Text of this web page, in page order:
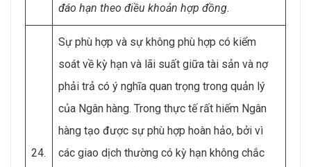
đáo hạn theo điều khoản hợp đồng.
24.
Sự phù hợp và sự không phù hợp có kiểm
soát về kỳ hạn và lãi suất giữa tài sản và nợ
phải trả có ý nghĩa quan trọng trong quản lý
của Ngân hàng. Trong thực tế rất hiếm Ngân
hàng tạo được sự phù hợp hoàn hảo, bởi vì
các giao dịch thường có kỳ hạn không chắc